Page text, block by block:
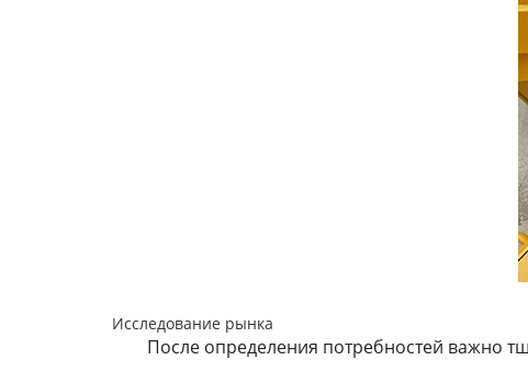
Исследование рынка
После определения потребностей важно